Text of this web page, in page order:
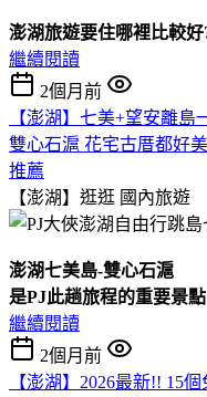
澎湖旅遊要住哪裡比較好
繼續閱讀
2個月前
【澎湖】七美+望安離
雙心石滬 花宅古厝都好
推薦
【澎湖】逛逛 國內旅遊
澎湖七美島-雙心石滬
是PJ此趟旅程的重要景點
繼續閱讀
2個月前
【澎湖】2026最新!! 15